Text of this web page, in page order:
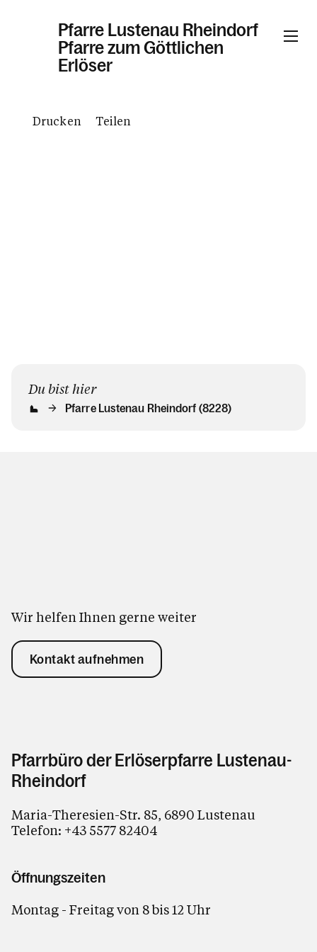
Pfarre Lustenau Rheindorf
Pfarre zum Göttlichen
Erlöser
Informationen
Drucken Teilen
Du bist hier
Pfarre Lustenau Rheindorf (8228)
Wir helfen Ihnen gerne weiter
Kontakt aufnehmen
Pfarrbüro der Erlöserpfarre Lustenau-
Rheindorf
Maria-Theresien-Str. 85, 6890 Lustenau
Telefon: +43 5577 82404
Öffnungszeiten
Montag - Freitag von 8 bis 12 Uhr